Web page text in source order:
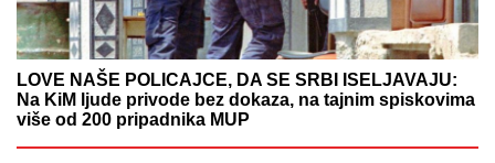
LOVE NAŠE POLICAJCE, DA SE SRBI ISELJAVAJU:
Na KiM ljude privode bez dokaza, na tajnim spiskovima
više od 200 pripadnika MUP